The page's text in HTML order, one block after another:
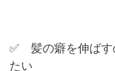
✅ 髪の癖を伸ばす
たい